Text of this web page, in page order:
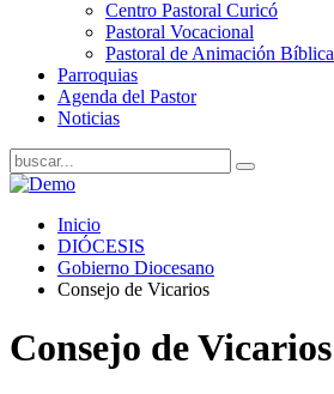
Centro Pastoral Curicó
Pastoral Vocacional
Pastoral de Animación Bíblica
Parroquias
Agenda del Pastor
Noticias
Inicio
DIÓCESIS
Gobierno Diocesano
Consejo de Vicarios
Consejo de Vicarios